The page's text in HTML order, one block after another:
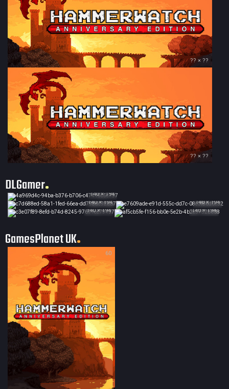
?? × ??
?? × ??
DLGamer
140 × 194
140 × 194
140 × 194
140 × 194
140 × 194
GamesPlanet UK
60